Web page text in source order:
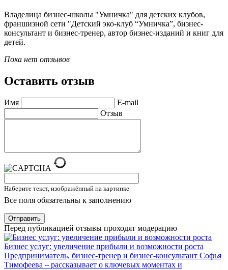
Владелица бизнес-школы "Умничка" для детских клубов,
франшизной сети "Детский эко-клуб “Умничка”, бизнес-
консультант и бизнес-тренер, автор бизнес-изданий и книг для
детей.
Пока нет отзывов
Оставить отзыв
Имя
E-mail
Отзыв
Наберите текст, изображённый на картинке
Все поля обязательны к заполнению
Отправить
Перед публикацией отзывы проходят модерацию
Бизнес услуг: увеличение прибыли и возможности роста
Предприниматель, бизнес-тренер и бизнес-консультант Софья
Тимофеева – рассказывает о ключевых моментах и